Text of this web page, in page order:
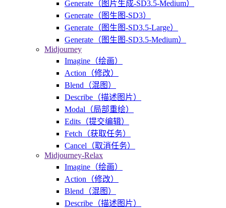
Generate（图片生成-SD3.5-Medium）
Generate（图生图-SD3）
Generate（图生图-SD3.5-Large）
Generate（图生图-SD3.5-Medium）
Midjourney
Imagine（绘画）
Action（修改）
Blend（混图）
Describe（描述图片）
Modal（局部重绘）
Edits（提交编辑）
Fetch（获取任务）
Cancel（取消任务）
Midjourney-Relax
Imagine（绘画）
Action（修改）
Blend（混图）
Describe（描述图片）